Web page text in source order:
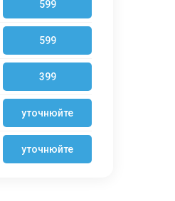
599
599
399
уточнюйте
уточнюйте